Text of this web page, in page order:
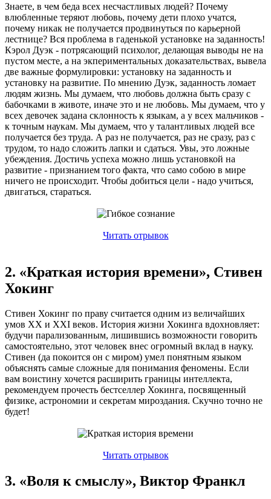
Знаете, в чем беда всех несчастливых людей? Почему
влюбленные теряют любовь, почему дети плохо учатся,
почему никак не получается продвинуться по карьерной
лестнице? Вся проблема в гаденькой установке на заданность!
Кэрол Дуэк - потрясающий психолог, делающая выводы не на
пустом месте, а на экпериментальных доказательствах, вывела
две важные формулировки: установку на заданность и
установку на развитие. По мнению Дуэк, заданность ломает
людям жизнь. Мы думаем, что любовь должна быть сразу с
бабочками в животе, иначе это и не любовь. Мы думаем, что у
всех девочек задана склонность к языкам, а у всех мальчиков -
к точным наукам. Мы думаем, что у талантливых людей все
получается без труда. А раз не получается, раз не сразу, раз с
трудом, то надо сложить лапки и сдаться. Увы, это ложные
убеждения. Достичь успеха можно лишь установкой на
развитие - признанием того факта, что само собою в мире
ничего не происходит. Чтобы добиться цели - надо учиться,
двигаться, стараться.
Читать отрывок
2. «Краткая история времени», Стивен
Хокинг
Стивен Хокинг по праву считается одним из величайших
умов XX и XXI веков. История жизни Хокинга вдохновляет:
будучи парализованным, лишившись возможности говорить
самостоятельно, этот человек внес огромный вклад в науку.
Стивен (да покоится он с миром) умел понятным языком
объяснять самые сложные для понимания феномены. Если
вам воистину хочется расширить границы интеллекта,
рекомендуем прочесть бестселлер Хокинга, посвященный
физике, астрономии и секретам мироздания. Скучно точно не
будет!
Читать отрывок
3. «Воля к смыслу», Виктор Франкл